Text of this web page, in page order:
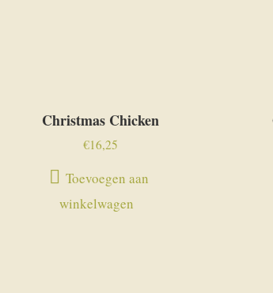
Christmas Chicken
€16,25
Toevoegen aan
winkelwagen